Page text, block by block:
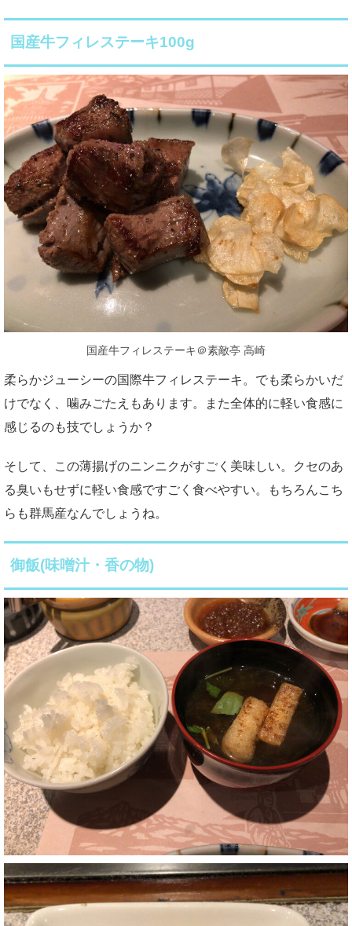
国産牛フィレステーキ100g
国産牛フィレステーキ＠素敵亭 高崎
柔らかジューシーの国際牛フィレステーキ。でも柔らかいだ
けでなく、噛みごたえもあります。また全体的に軽い食感に
感じるのも技でしょうか？
そして、この薄揚げのニンニクがすごく美味しい。クセのあ
る臭いもせずに軽い食感ですごく食べやすい。もちろんこち
らも群馬産なんでしょうね。
御飯(味噌汁・香の物)